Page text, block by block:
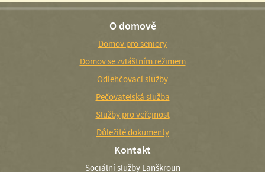
O domově
Domov pro seniory
Domov se zvláštním režimem
Odlehčovací služby
Pečovatelská služba
Služby pro veřejnost
Důležité dokumenty
Kontakt
Sociální služby Lanškroun